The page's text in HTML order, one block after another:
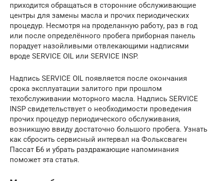
приходится обращаться в сторонние обслуживающие
центры для замены масла и прочих периодических
процедур. Несмотря на проделанную работу, раз в год
или после определённого пробега приборная панель
порадует назойливыми отвлекающими надписями
вроде SERVICE OIL или SERVICE INSP.
Надпись SERVICE OIL появляется после окончания
срока эксплуатации залитого при прошлом
техобслуживании моторного масла. Надпись SERVICE
INSP свидетельствует о необходимости проведения
прочих процедур периодического обслуживания,
возникшую ввиду достаточно большого пробега. Узнать
как сбросить сервисный интервал на Фольксваген
Пассат Б6 и убрать раздражающие напоминания
поможет эта статья.